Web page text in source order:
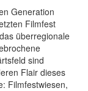
Generation
Filmfest
überregionale
sind
Flair dieses
Filmfestwiesen,